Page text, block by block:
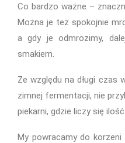
Co bardzo ważne –
Można je też spokojnie
a gdy je odmrozimy,
smakiem.
Ze względu na długi czas
zimnej fermentacji, nie
piekarni, gdzie liczy się ilość.
My powracamy do korzeni